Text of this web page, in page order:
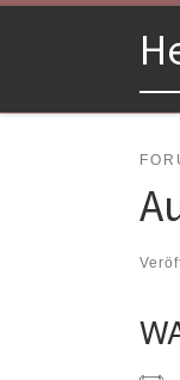
Zum Inhalt springen